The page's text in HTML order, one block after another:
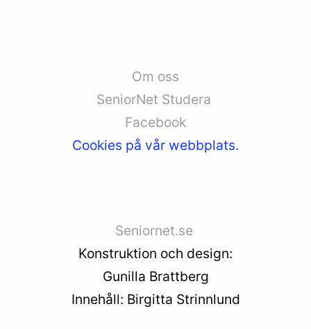
Om oss
SeniorNet Studera
Facebook
Cookies på vår webbplats.
Seniornet.se
Konstruktion och design:
Gunilla Brattberg
Innehåll: Birgitta Strinnlund